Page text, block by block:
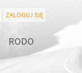
ZALOGUJ SIĘ
RODO